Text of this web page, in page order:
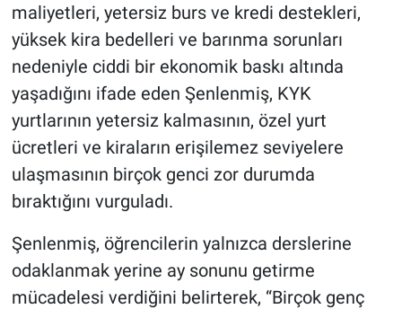
maliyetleri, yetersiz burs ve kredi destekleri,
yüksek kira bedelleri ve barınma sorunları
nedeniyle ciddi bir ekonomik baskı altında
yaşadığını ifade eden Şenlenmiş, KYK
yurtlarının yetersiz kalmasının, özel yurt
ücretleri ve kiraların erişilemez seviyelere
ulaşmasının birçok genci zor durumda
bıraktığını vurguladı.
Şenlenmiş, öğrencilerin yalnızca derslerine
odaklanmak yerine ay sonunu getirme
mücadelesi verdiğini belirterek, “Birçok genç